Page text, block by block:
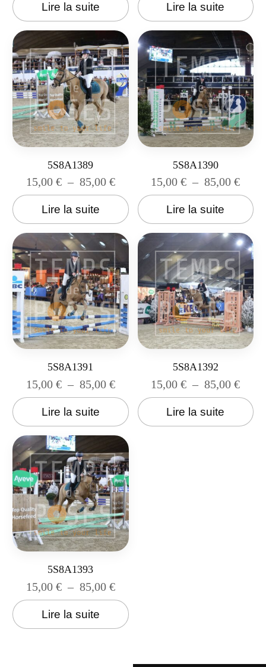
Lire la suite Lire la suite
5S8A1389
15,00 € – 85,00 €
Lire la suite
5S8A1390
15,00€ – 85,00€
Lire la suite
5S8A1391
15,00 € – 85,00 €
Lire la suite
5S8A1392
15,00€ – 85,00€
Lire la suite
5S8A1393
15,00 € – 85,00 €
Lire la suite